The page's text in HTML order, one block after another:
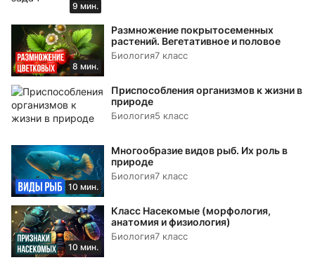
9 мин.
8 мин.
Размножение покрытосеменных
растений. Вегетативное и половое
Биология7 класс
Приспособления организмов к жизни в
природе
Биология5 класс
10 мин.
Многообразие видов рыб. Их роль в
природе
Биология7 класс
10 мин.
Класс Насекомые (морфология,
анатомия и физиология)
Биология7 класс